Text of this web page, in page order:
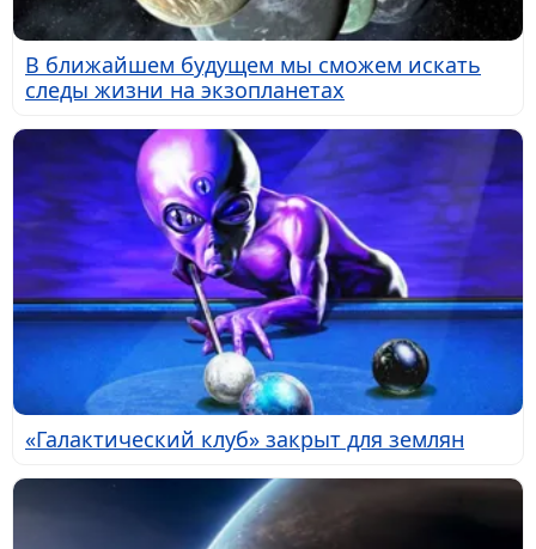
В ближайшем будущем мы сможем искать
следы жизни на экзопланетах
«Галактический клуб» закрыт для землян